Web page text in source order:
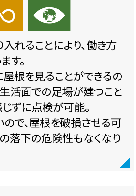
れることにより、働き方
す。
根を見ることができるの
活面での足場が建つこと
ずに点検が可能。
で、屋根を破損させる可
落下の危険性もなくなり